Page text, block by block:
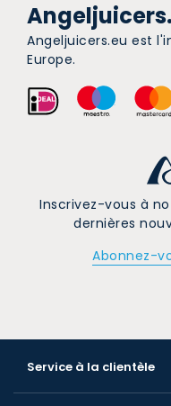
Angeljuicers.eu est
Europe.
Inscrivez-vous à
dernières
Abonnez-
Service à la clientèle